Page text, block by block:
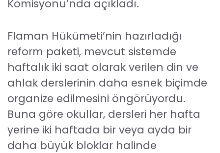
Komisyonu’nda açıkladı.
Flaman Hükümeti’nin hazırladığı
reform paketi, mevcut sistemde
haftalık iki saat olarak verilen din ve
ahlak derslerinin daha esnek biçimde
organize edilmesini öngörüyordu.
Buna göre okullar, dersleri her hafta
yerine iki haftada bir veya ayda bir
daha büyük bloklar halinde